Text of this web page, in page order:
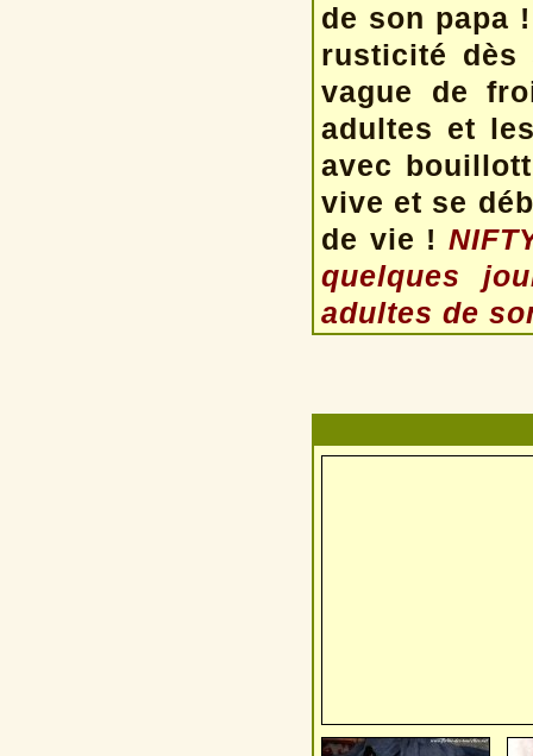
de son papa
rusticité dès
vague de
adultes et
avec
vive et se
de vie !
quelques
adultes de